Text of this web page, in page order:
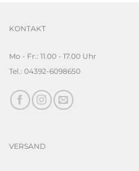
KONTAKT
Mo - Fr.: 11.00 - 17.00 Uhr
Tel.: 04392-6098650
VERSAND